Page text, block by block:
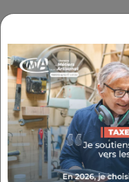
VOTRE
ÉCOLOGIQUE ?
Selon vos
connaître,
produit ou
locaux.
Présents sur la